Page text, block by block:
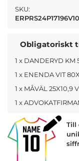
SKU:
Obligatoriskt
1 x DANDERYD KM
1 x ENENDA VIT
1 x MÅVÄL 25X10,9
1 x
Till